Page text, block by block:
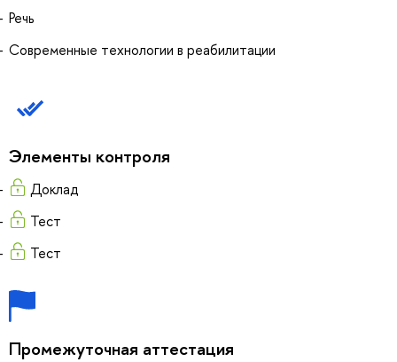
Речь
Современные технологии в реабилитации
Элементы контроля
Доклад
Тест
Тест
Промежуточная аттестация